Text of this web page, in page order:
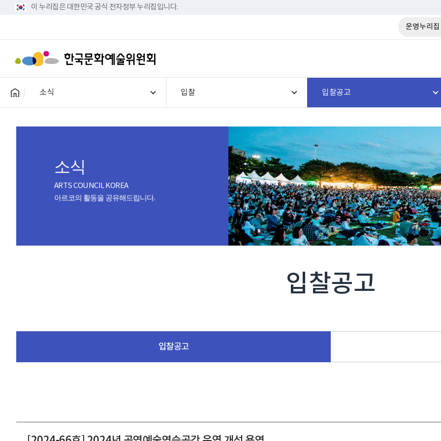
이 누리집은 대한민국 공식 전자정부 누리집입니다.
운영누리집
소식 입찰 입찰공고
소식
ARTS COUNCIL KOREA
아르코의 활동을 공유해드립니다.
입찰공고
입찰공고